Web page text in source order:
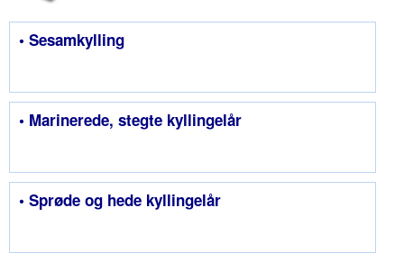
• Sesamkylling
• Marinerede, stegte kyllingelår
• Sprøde og hede kyllingelår